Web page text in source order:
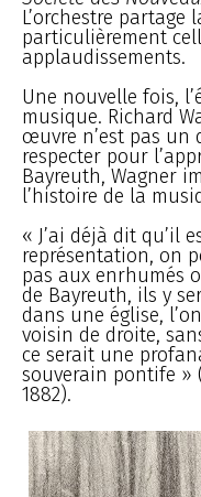
L’orchestre
particulièrement
applaudissements.
Une nouvelle fois,
musique. Richard
œuvre n’est pas un
respecter pour
Bayreuth, Wagner
l’histoire de la
« J’ai déjà dit qu’il
représentation, on
pas aux enrhumés
de Bayreuth, ils y
dans une église,
voisin de droite,
ce serait une
souverain pontife »
1882).